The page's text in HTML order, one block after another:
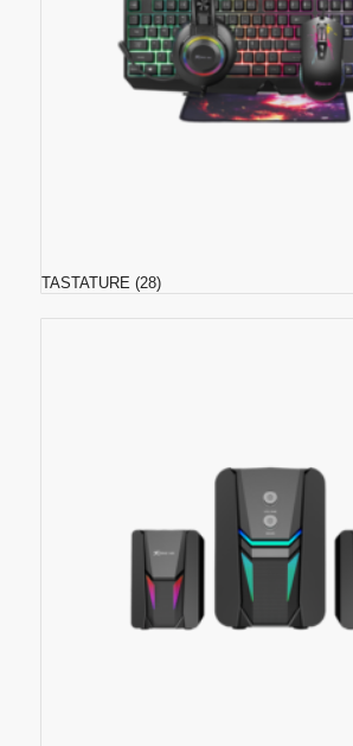
TASTATURE (28)